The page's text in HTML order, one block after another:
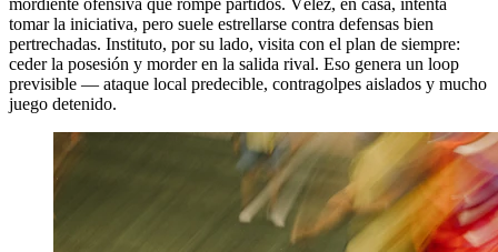
tomar la iniciativa, pero suele estrellarse contra defensas bien
pertrechadas. Instituto, por su lado, visita con el plan de siempre:
ceder la posesión y morder en la salida rival. Eso genera un loop
previsible — ataque local predecible, contragolpes aislados y mucho
juego detenido.